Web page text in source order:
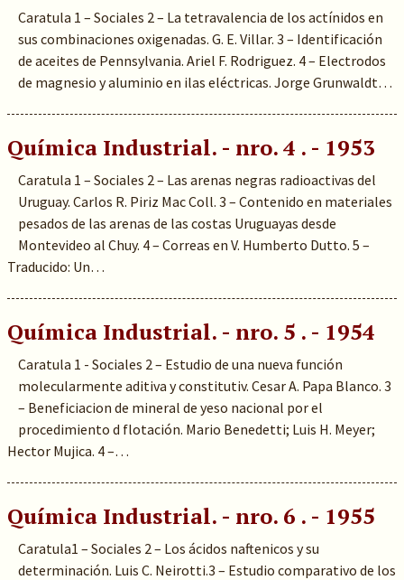
Caratula 1 – Sociales 2 – La tetravalencia de los actínidos en
sus combinaciones oxigenadas. G. E. Villar. 3 – Identificación
de aceites de Pennsylvania. Ariel F. Rodriguez. 4 – Electrodos
de magnesio y aluminio en ilas eléctricas. Jorge Grunwaldt…
Química Industrial. - nro. 4 . - 1953
Caratula 1 – Sociales 2 – Las arenas negras radioactivas del
Uruguay. Carlos R. Piriz Mac Coll. 3 – Contenido en materiales
pesados de las arenas de las costas Uruguayas desde
Montevideo al Chuy. 4 – Correas en V. Humberto Dutto. 5 –
Traducido: Un…
Química Industrial. - nro. 5 . - 1954
Caratula 1 - Sociales 2 – Estudio de una nueva función
molecularmente aditiva y constitutiv. Cesar A. Papa Blanco. 3
– Beneficiacion de mineral de yeso nacional por el
procedimiento d flotación. Mario Benedetti; Luis H. Meyer;
Hector Mujica. 4 –…
Química Industrial. - nro. 6 . - 1955
Caratula1 – Sociales 2 – Los ácidos naftenicos y su
determinación. Luis C. Neirotti.3 – Estudio comparativo de los